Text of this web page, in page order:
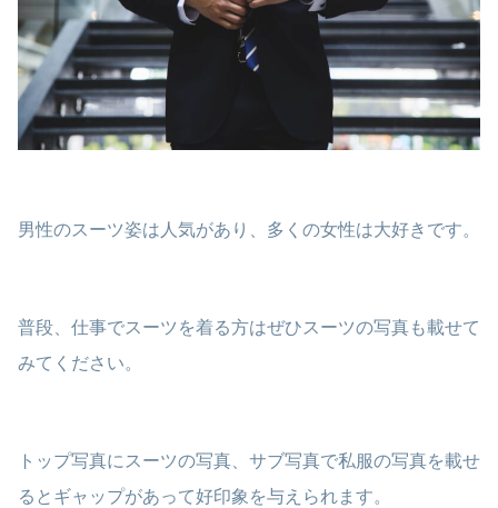
男性のスーツ姿は人気があり、多くの女性は大好きです。
普段、仕事でスーツを着る方はぜひスーツの写真も載せて
みてください。
トップ写真にスーツの写真、サブ写真で私服の写真を載せ
るとギャップがあって好印象を与えられます。